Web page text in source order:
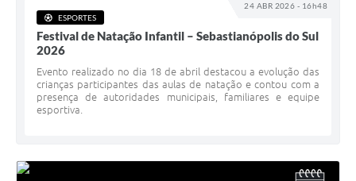
24 ABR 2026 - 16h48
ESPORTES
Festival de Natação Infantil – Sebastianópolis do Sul
2026
Evento realizado no dia 18 de abril destacou a evolução das
crianças participantes das aulas de natação e contou com a
presença de autoridades municipais, familiares e equipe
esportiva.